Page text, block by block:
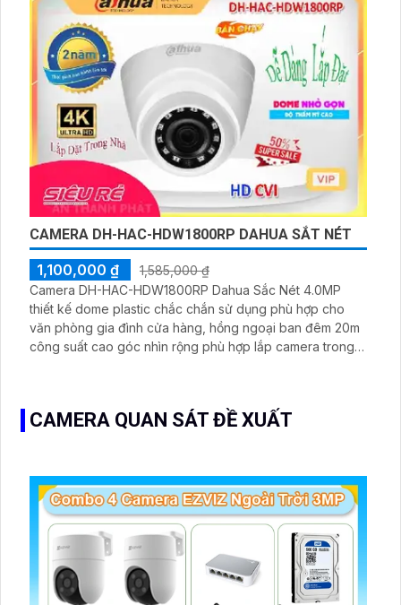
CAMERA DH-HAC-HDW1800RP DAHUA SẮT NÉT
1,100,000 ₫
1,585,000 ₫
Camera DH-HAC-HDW1800RP Dahua Sắc Nét 4.0MP
thiết kế dome plastic chắc chắn sử dụng phù hợp cho
văn phòng gia đình cửa hàng, hồng ngoại ban đêm 20m
công suất cao góc nhìn rộng phù hợp lắp camera trong
CAMERA QUAN SÁT ĐỀ XUẤT